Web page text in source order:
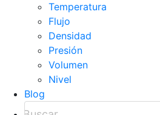
Temperatura
Flujo
Densidad
Presión
Volumen
Nivel
Blog